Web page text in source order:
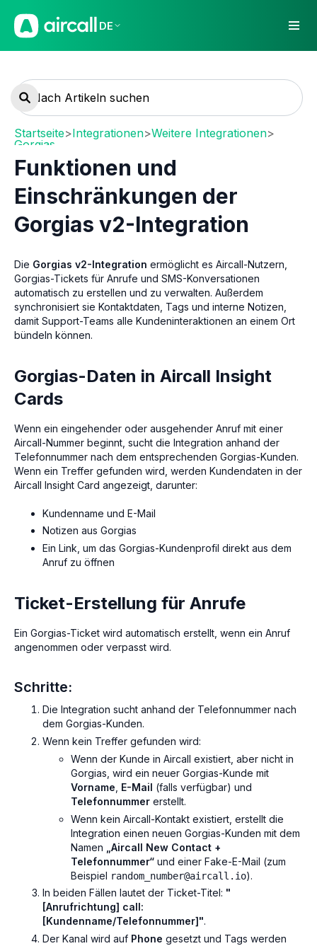
DE
Startseite>Integrationen>Weitere Integrationen>
Gorgias
Funktionen und
Einschränkungen der
Gorgias v2-Integration
Die Gorgias v2-Integration ermöglicht es Aircall-Nutzern,
Gorgias-Tickets für Anrufe und SMS-Konversationen
automatisch zu erstellen und zu verwalten. Außerdem
synchronisiert sie Kontaktdaten, Tags und interne Notizen,
damit Support-Teams alle Kundeninteraktionen an einem Ort
bündeln können.
Gorgias-Daten in Aircall Insight
Cards
Wenn ein eingehender oder ausgehender Anruf mit einer
Aircall-Nummer beginnt, sucht die Integration anhand der
Telefonnummer nach dem entsprechenden Gorgias-Kunden.
Wenn ein Treffer gefunden wird, werden Kundendaten in der
Aircall Insight Card angezeigt, darunter:
Kundenname und E-Mail
Notizen aus Gorgias
Ein Link, um das Gorgias-Kundenprofil direkt aus dem
Anruf zu öffnen
Ticket-Erstellung für Anrufe
Ein Gorgias-Ticket wird automatisch erstellt, wenn ein Anruf
angenommen oder verpasst wird.
Schritte:
Die Integration sucht anhand der Telefonnummer nach
dem Gorgias-Kunden.
Wenn kein Treffer gefunden wird:
Wenn der Kunde in Aircall existiert, aber nicht in
Gorgias, wird ein neuer Gorgias-Kunde mit
Vorname E-Mail (falls verfügbar) und
Telefonnummer erstellt.
Wenn kein Aircall-Kontakt existiert, erstellt die
Integration einen neuen Gorgias-Kunden mit dem
Namen
„Aircall New Contact +
Telefonnummer“ und einer Fake-E-Mail (zum
Beispiel random_number@aircall.io).
In beiden Fällen lautet der Ticket-Titel: "
[Anrufrichtung] call:
[Kundenname/Telefonnummer]".
Der Kanal wird auf Phone gesetzt und Tags werden